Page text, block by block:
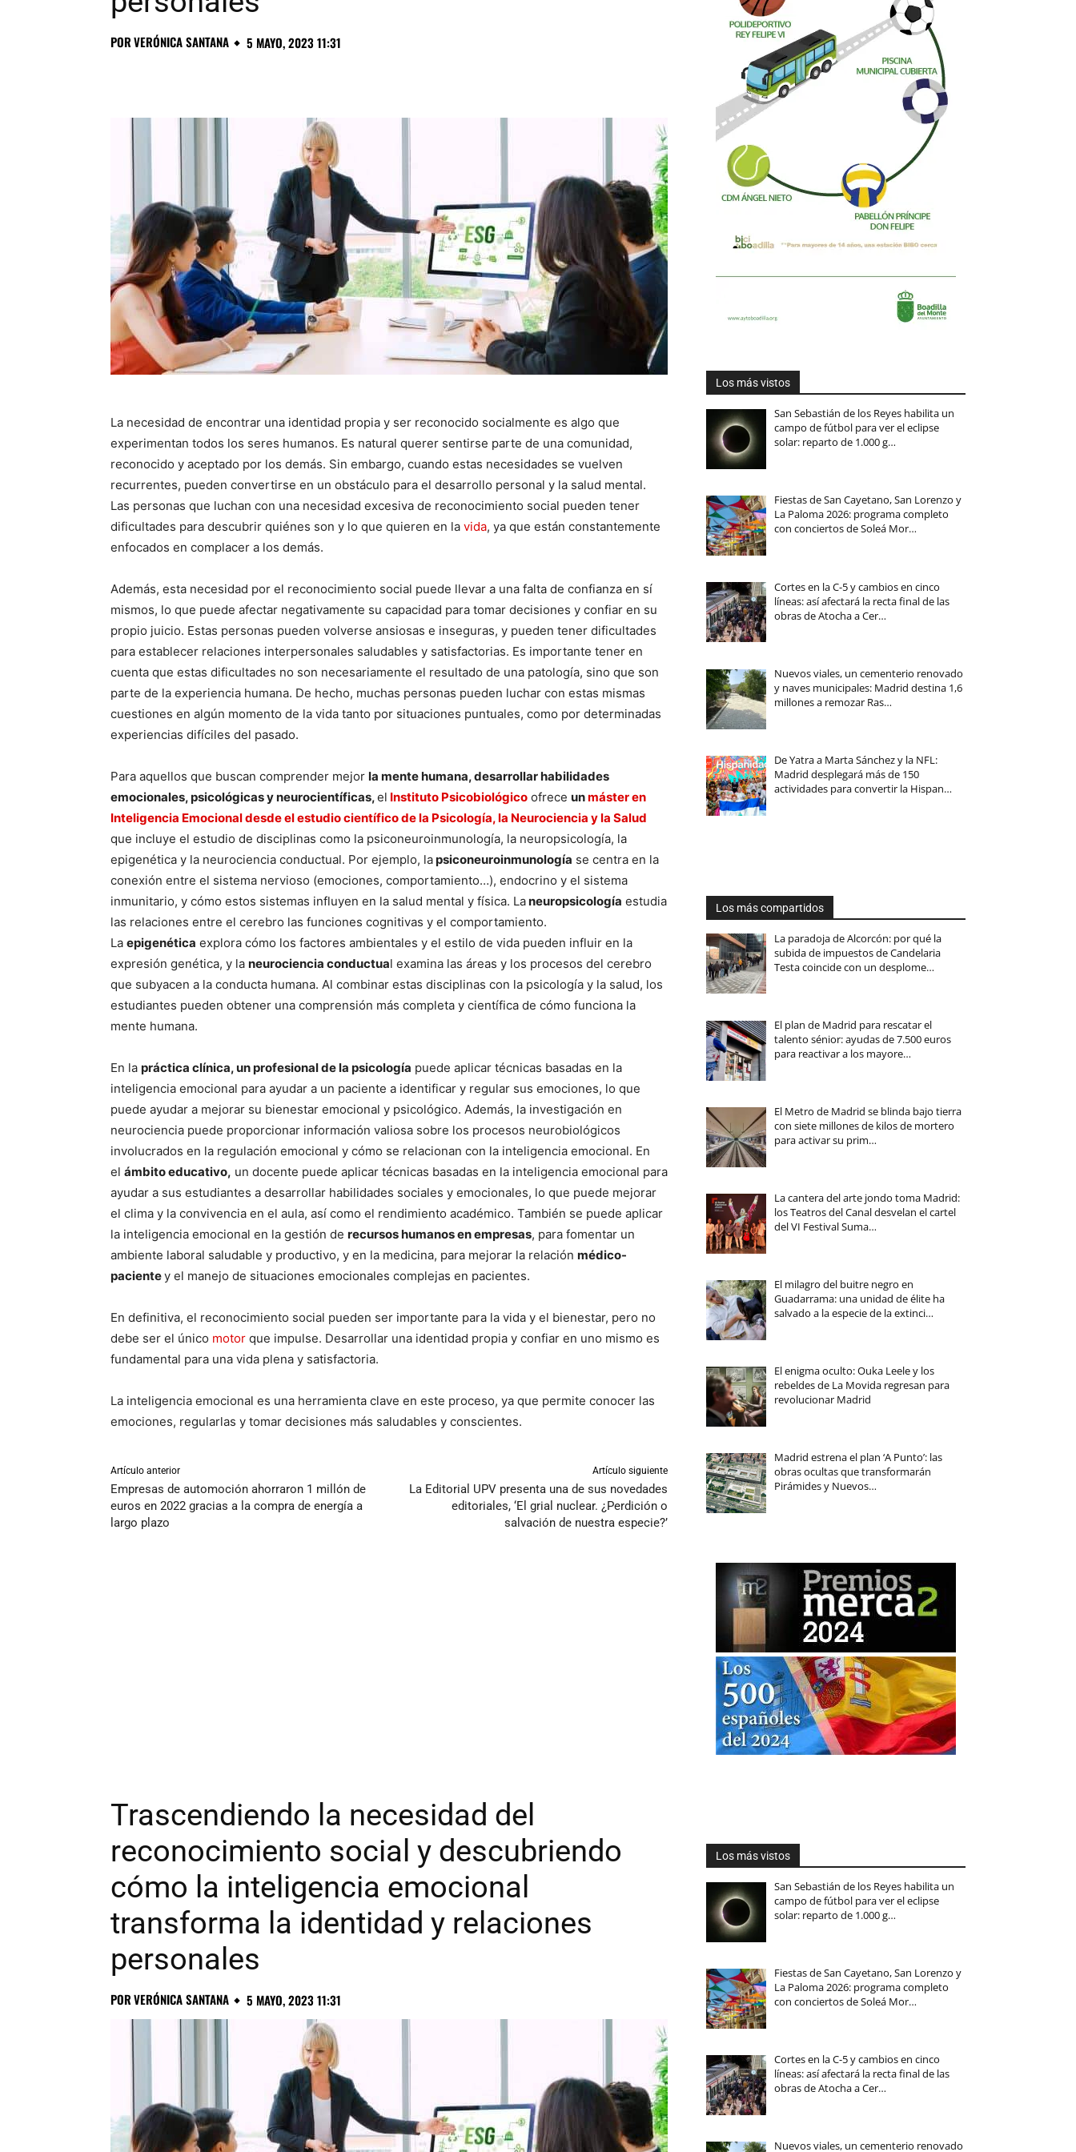
PORVERÓNICA SANTANA 5 MAYO, 2023 11:31
La necesidad de encontrar una identidad propia y ser reconocido socialmente es algo que
experimentan todos los seres humanos. Es natural querer sentirse parte de una comunidad,
reconocido y aceptado por los demás. Sin embargo, cuando estas necesidades se vuelven
recurrentes, pueden convertirse en un obstáculo para el desarrollo personal y la salud mental.
Las personas que luchan con una necesidad excesiva de reconocimiento social pueden tener
dificultades para descubrir quiénes son y lo que quieren en la vida, ya que están constantemente
enfocados en complacer a los demás.
Además, esta necesidad por el reconocimiento social puede llevar a una falta de confianza en sí
mismos, lo que puede afectar negativamente su capacidad para tomar decisiones y confiar en su
propio juicio. Estas personas pueden volverse ansiosas e inseguras, y pueden tener dificultades
para establecer relaciones interpersonales saludables y satisfactorias. Es importante tener en
cuenta que estas dificultades no son necesariamente el resultado de una patología, sino que son
parte de la experiencia humana. De hecho, muchas personas pueden luchar con estas mismas
cuestiones en algún momento de la vida tanto por situaciones puntuales, como por determinadas
experiencias difíciles del pasado.
Para aquellos que buscan comprender mejor la mente humana, desarrollar habilidades
emocionales, psicológicas y neurocientíficas,el Instituto Psicobiológico ofrece unmáster en
Inteligencia Emocional desde el estudio científico de la Psicología, la Neurociencia y la Salud
que incluye el estudio de disciplinas como la psiconeuroinmunología, la neuropsicología, la
epigenética y la neurociencia conductual. Por ejemplo, lapsiconeuroinmunología se centra en la
conexión entre el sistema nervioso (emociones, comportamiento…), endocrino y el sistema
inmunitario, y cómo estos sistemas influyen en la salud mental y física. Laneuropsicología estudia
las relaciones entre el cerebro las funciones cognitivas y el comportamiento.
La epigenética explora cómo los factores ambientales y el estilo de vida pueden influir en la
expresión genética, y la neurociencia conductual examina las áreas y los procesos del cerebro
que subyacen a la conducta humana. Al combinar estas disciplinas con la psicología y la salud, los
estudiantes pueden obtener una comprensión más completa y científica de cómo funciona la
mente humana.
En la práctica clínica, un profesional de la psicología puede aplicar técnicas basadas en la
inteligencia emocional para ayudar a un paciente a identificar y regular sus emociones, lo que
puede ayudar a mejorar su bienestar emocional y psicológico. Además, la investigación en
neurociencia puede proporcionar información valiosa sobre los procesos neurobiológicos
involucrados en la regulación emocional y cómo se relacionan con la inteligencia emocional. En
el ámbito educativo, un docente puede aplicar técnicas basadas en la inteligencia emocional para
ayudar a sus estudiantes a desarrollar habilidades sociales y emocionales, lo que puede mejorar
el clima y la convivencia en el aula, así como el rendimiento académico. También se puede aplicar
la inteligencia emocional en la gestión de recursos humanos en empresas, para fomentar un
ambiente laboral saludable y productivo, y en la medicina, para mejorar la relación médico-
pacientey el manejo de situaciones emocionales complejas en pacientes.
En definitiva, el reconocimiento social pueden ser importante para la vida y el bienestar, pero no
debe ser el único motor que impulse. Desarrollar una identidad propia y confiar en uno mismo es
fundamental para una vida plena y satisfactoria.
La inteligencia emocional es una herramienta clave en este proceso, ya que permite conocer las
emociones, regularlas y tomar decisiones más saludables y conscientes.
Artículo anterior
Empresas de automoción ahorraron 1 millón de
euros en 2022 gracias a la compra de energía a
largo plazo
Artículo siguiente
La Editorial UPV presenta una de sus novedades
editoriales, ‘El grial nuclear. ¿Perdición o
salvación de nuestra especie?’
Los más vistos
San Sebastián de los Reyes habilita un
campo de fútbol para ver el eclipse
solar: reparto de 1.000 g…
Fiestas de San Cayetano, San Lorenzo y
La Paloma 2026: programa completo
con conciertos de Soleá Mor…
Cortes en la C-5 y cambios en cinco
líneas: así afectará la recta final de las
obras de Atocha a Cer…
Nuevos viales, un cementerio renovado
y naves municipales: Madrid destina 1,6
millones a remozar Ras…
De Yatra a Marta Sánchez y la NFL:
Madrid desplegará más de 150
actividades para convertir la Hispan…
Los más compartidos
La paradoja de Alcorcón: por qué la
subida de impuestos de Candelaria
Testa coincide con un desplome…
El plan de Madrid para rescatar el
talento sénior: ayudas de 7.500 euros
para reactivar a los mayore…
El Metro de Madrid se blinda bajo tierra
con siete millones de kilos de mortero
para activar su prim…
La cantera del arte jondo toma Madrid:
los Teatros del Canal desvelan el cartel
del VI Festival Suma…
El milagro del buitre negro en
Guadarrama: una unidad de élite ha
salvado a la especie de la extinci…
El enigma oculto: Ouka Leele y los
rebeldes de La Movida regresan para
revolucionar Madrid
Madrid estrena el plan ‘A Punto’: las
obras ocultas que transformarán
Pirámides y Nuevos…
Trascendiendo la necesidad del
reconocimiento social y descubriendo
cómo la inteligencia emocional
transforma la identidad y relaciones
personales
PORVERÓNICA SANTANA 5 MAYO, 2023 11:31
Los más vistos
San Sebastián de los Reyes habilita un
campo de fútbol para ver el eclipse
solar: reparto de 1.000 g…
Fiestas de San Cayetano, San Lorenzo y
La Paloma 2026: programa completo
con conciertos de Soleá Mor…
Cortes en la C-5 y cambios en cinco
líneas: así afectará la recta final de las
obras de Atocha a Cer…
Nuevos viales, un cementerio renovado